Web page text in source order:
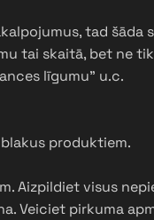
tad
tai skaitā, bet ne
līgumu” u.c.
produktiem.
Aizpildiet visus
Veiciet pirkuma